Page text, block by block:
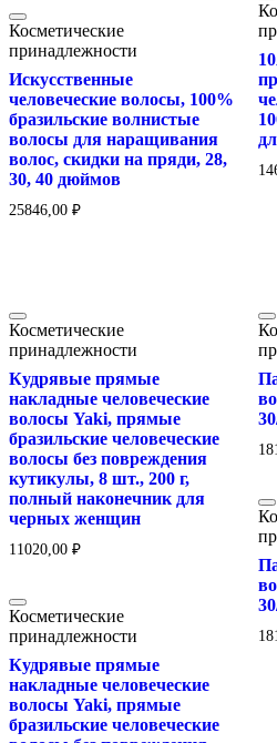
Косметические
принадлежности
Искусственные
человеческие волосы, 100%
бразильские волнистые
волосы для наращивания
волос, скидки на пряди, 28,
30, 40 дюймов
25846,00 ₽
Косметические
принадлежности
Кудрявые прямые
накладные человеческие
волосы Yaki, прямые
бразильские человеческие
волосы без повреждения
кутикулы, 8 шт., 200 г,
полный наконечник для
черных женщин
11020,00 ₽
Косметические
принадлежности
Кудрявые прямые
накладные человеческие
волосы Yaki, прямые
бразильские человеческие